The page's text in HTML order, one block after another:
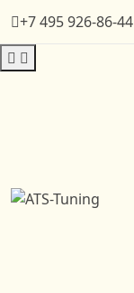
+7 495 926-86-44